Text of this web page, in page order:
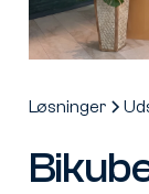
Løsninger